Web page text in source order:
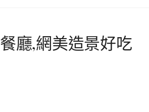
廳,網美造景好吃